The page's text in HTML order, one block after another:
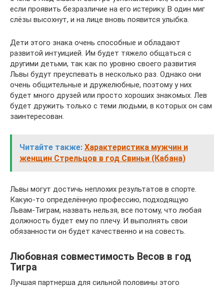
если проявить безразличие на его истерику. В один миг
слёзы высохнут, и на лице вновь появится улыбка.
Дети этого знака очень способные и обладают
развитой интуицией. Им будет тяжело общаться с
другими детьми, так как по уровню своего развития
Львы будут преуспевать в несколько раз. Однако они
очень общительные и дружелюбные, поэтому у них
будет много друзей или просто хороших знакомых. Лев
будет дружить только с теми людьми, в которых он сам
заинтересован.
Читайте также: Характеристика мужчин и
женщин Стрельцов в год Свиньи (Кабана)
Львы могут достичь неплохих результатов в спорте.
Какую-то определённую профессию, подходящую
Львам-Тиграм, назвать нельзя, все потому, что любая
должность будет ему по плечу. И выполнять свои
обязанности он будет качественно и на совесть.
Любовная совместимость Весов в год
Тигра
Лучшая партнерша для сильной половины этого